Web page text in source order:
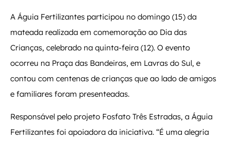
A Águia Fertilizantes participou no domingo (15) da
mateada realizada em comemoração ao Dia das
Crianças, celebrado na quinta-feira (12). O evento
ocorreu na Praça das Bandeiras, em Lavras do Sul, e
contou com centenas de crianças que ao lado de amigos
e familiares foram presenteadas.
Responsável pelo projeto Fosfato Três Estradas, a Águia
Fertilizantes foi apoiadora da iniciativa. “É uma alegria